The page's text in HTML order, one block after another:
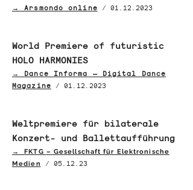
→ Arsmondo online / 01.12.2023
World Premiere of futuristic
HOLO HARMONIES
→ Dance Informa – Digital Dance
Magazine / 01.12.2023
Weltpremiere für bilaterale
Konzert- und Ballettaufführung
→FKTG – Gesellschaft für Elektronische
Medien
/ 05.12.23